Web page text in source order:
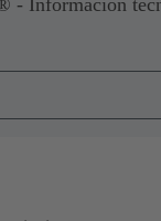
- Información